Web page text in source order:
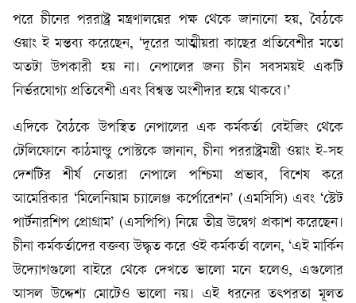
পরে চীনের পররাষ্ট্র মন্ত্রণালয়ের পক্ষ থেকে জানানো হয়, বৈঠকে
ওয়াং ই মন্তব্য করেছেন, ‘দূরের আত্মীয়রা কাছের প্রতিবেশীর মতো
অতটা উপকারী হয় না। নেপালের জন্য চীন সবসময়ই একটি
নির্ভরযোগ্য প্রতিবেশী এবং বিশ্বস্ত অংশীদার হয়ে থাকবে।’
এদিকে বৈঠকে উপস্থিত নেপালের এক কর্মকর্তা বেইজিং থেকে
টেলিফোনে কাঠমান্ডু পোস্টকে জানান, চীনা পররাষ্ট্রমন্ত্রী ওয়াং ই-সহ
দেশটির শীর্ষ নেতারা নেপালে পশ্চিমা প্রভাব, বিশেষ করে
আমেরিকার ‘মিলেনিয়াম চ্যালেঞ্জ কর্পোরেশন’ (এমসিসি) এবং ‘স্টেট
পার্টনারশিপ প্রোগ্রাম’ (এসপিপি) নিয়ে তীব্র উদ্বেগ প্রকাশ করেছেন।
চীনা কর্মকর্তাদের বক্তব্য উদ্ধৃত করে ওই কর্মকর্তা বলেন, ‘এই মার্কিন
উদ্যোগগুলো বাইরে থেকে দেখতে ভালো মনে হলেও, এগুলোর
আসল উদ্দেশ্য মোটেও ভালো নয়। এই ধরনের তৎপরতা মূলত